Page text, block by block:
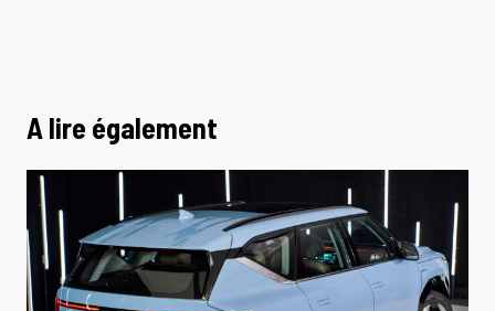
A lire également